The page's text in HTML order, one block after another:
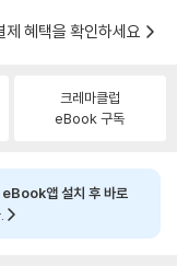
혜택을 확인하세요
크레마클럽
eBook 구독
앱 설치 후 바로